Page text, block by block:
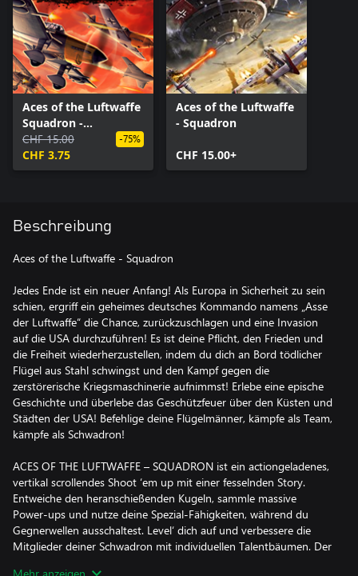
Aces of the Luftwaffe
Squadron -
Nebelgeschwader
CHF 15.00
CHF 3.75
-75%
Aces of the Luftwaffe
- Squadron
CHF 15.00+
Beschreibung
Aces of the Luftwaffe - Squadron
Jedes Ende ist ein neuer Anfang! Als Europa in Sicherheit zu sein
schien, ergriff ein geheimes deutsches Kommando namens „Asse
der Luftwaffe“ die Chance, zurückzuschlagen und eine Invasion
auf die USA durchzuführen! Es ist deine Pflicht, den Frieden und
die Freiheit wiederherzustellen, indem du dich an Bord tödlicher
Flügel aus Stahl schwingst und den Kampf gegen die
zerstörerische Kriegsmaschinerie aufnimmst! Erlebe eine epische
Geschichte und überlebe das Geschützfeuer über den Küsten und
Städten der USA! Befehlige deine Flügelmänner, kämpfe als Team,
kämpfe als Schwadron!
ACES OF THE LUFTWAFFE – SQUADRON ist ein actiongeladenes,
vertikal scrollendes Shoot ‘em up mit einer fesselnden Story.
Entweiche den heranschießenden Kugeln, sammle massive
Power-ups und nutze deine Spezial-Fähigkeiten, während du
Gegnerwellen ausschaltest. Level‘ dich auf und verbessere die
Mitglieder deiner Schwadron mit individuellen Talentbäumen. Der